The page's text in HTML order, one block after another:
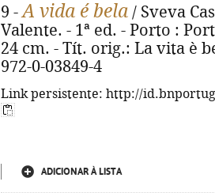
9 -A vida é bela / Sveva
Valente. - 1ª ed. - Porto :
24 cm. - Tít. orig.: La vita è
972-0-03849-4
Link persistente: http://
ADICIONAR À LISTA